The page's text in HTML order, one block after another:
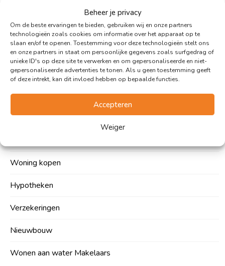
Beheer je privacy
Om de beste ervaringen te bieden, gebruiken wij en onze partners
technologieën zoals cookies om informatie over het apparaat op te
slaan en/of te openen. Toestemming voor deze technologieën stelt ons
en onze partners in staat om persoonlijke gegevens zoals surfgedrag of
unieke ID's op deze site te verwerken en om gepersonaliseerde en niet-
gepersonaliseerde advertenties te tonen. Als u geen toestemming geeft
of deze intrekt, kan dit invloed hebben op bepaalde functies.
Accepteren
Weiger
Contact
Vacatures
Expertises
Woning kopen
Hypotheken
Verzekeringen
Nieuwbouw
Wonen aan water Makelaars